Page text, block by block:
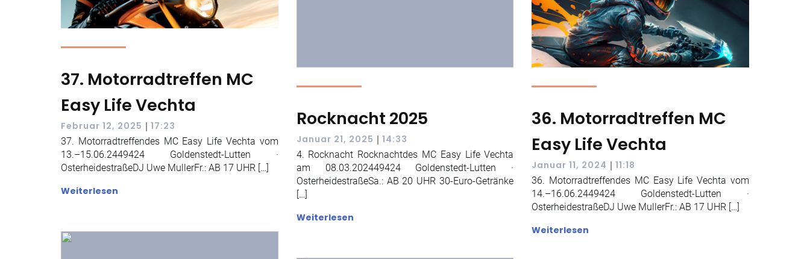
37. Motorradtreffen MC
Easy Life Vechta
Februar 12, 2025 | 17:23
37. Motorradtreffendes MC Easy Life Vechta vom
13.–15.06.2449424 Goldenstedt-Lutten ·
OsterheidestraßeDJ Uwe MullerFr.: AB 17 UHR […]
Weiterlesen
Rocknacht 2025
Januar 21, 2025 | 14:33
4. Rocknacht Rocknachtdes MC Easy Life Vechta
am 08.03.202449424 Goldenstedt-Lutten ·
OsterheidestraßeSa.: AB 20 UHR 30-Euro-Getränke
[…]
Weiterlesen
36. Motorradtreffen MC
Easy Life Vechta
Januar 11, 2024 | 11:18
36. Motorradtreffendes MC Easy Life Vechta vom
14.–16.06.2449424 Goldenstedt-Lutten ·
OsterheidestraßeDJ Uwe MullerFr.: AB 17 UHR […]
Weiterlesen